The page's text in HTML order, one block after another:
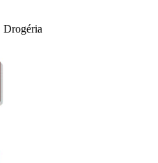
Drogéria